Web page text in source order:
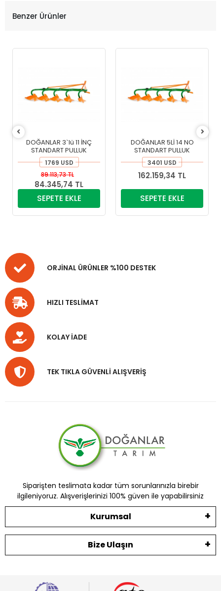
Benzer Ürünler
DOĞANLAR 3`lü 11 İNÇ
STANDART PULLUK
1769 USD
84.345,74 TL
89.113,73 TL
SEPETE EKLE
DOĞANLAR 5Lİ 14 NO
STANDART PULLUK
3401 USD
162.159,34 TL
SEPETE EKLE
ORJİNAL ÜRÜNLER %100 DESTEK
HIZLI TESLİMAT
KOLAY İADE
TEK TIKLA GÜVENLİ ALIŞVERİŞ
Siparişten teslimata kadar tüm sorunlarınızla birebir
ilgileniyoruz. Alışverişlerinizi 100% güven ile yapabilirsiniz
Kurumsal
Bize Ulaşın